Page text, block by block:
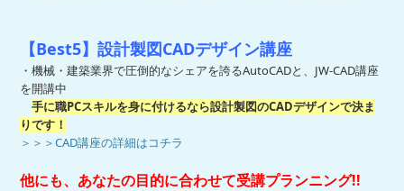
【Best5】設計製図CADデザイン講座
・機械・建築業界で圧倒的なシェアを誇るAutoCADと、JW-CAD講座
を開講中
手に職PCスキルを身に付けるなら設計製図のCADデザインで決ま
りです！
＞＞＞CAD講座の詳細はコチラ
他にも、あなたの目的に合わせて受講プランニング!!